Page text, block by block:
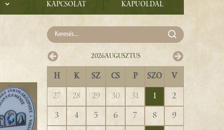
Kapcsolat Kapuoldal
2026Augusztus
H K SZ CS P SZO V
27 28 29 30 31 1
2
3
4 5 6 7 8
9